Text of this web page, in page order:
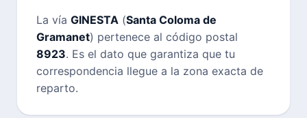
La vía GINESTA (Santa Coloma de
Gramanet) pertenece al código postal
8923. Es el dato que garantiza que tu
correspondencia llegue a la zona exacta de
reparto.